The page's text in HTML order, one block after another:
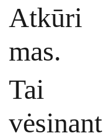
Atkūri
mas.
Tai
vėsinant